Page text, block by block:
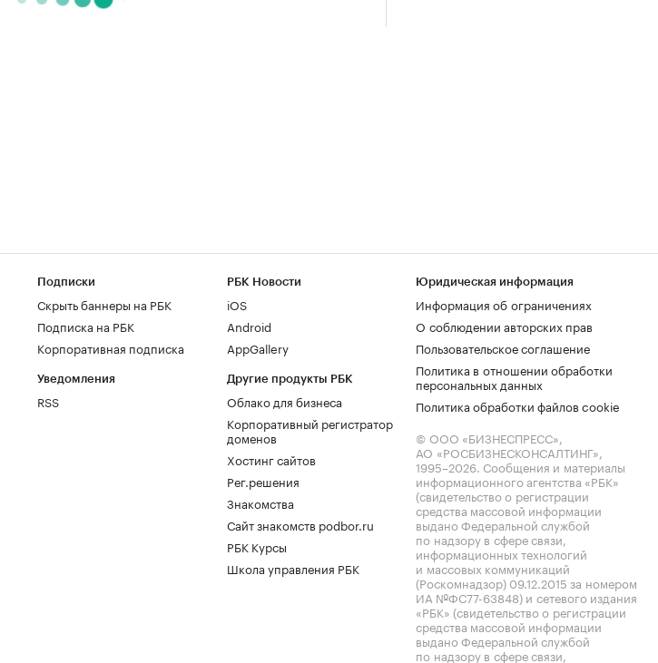
Подписки
Скрыть баннеры на РБК
Подписка на РБК
Корпоративная подписка
Уведомления
RSS
РБК Новости
iOS
Android
AppGallery
Другие продукты РБК
Облако для бизнеса
Корпоративный регистратор
доменов
Хостинг сайтов
Рег.решения
Знакомства
Сайт знакомств podbor.ru
РБК Курсы
Школа управления РБК
Юридическая информация
Информация об ограничениях
О соблюдении авторских прав
Пользовательское соглашение
Политика в отношении обработки
персональных данных
Политика обработки файлов cookie
© ООО «БИЗНЕСПРЕСС»,
АО «РОСБИЗНЕСКОНСАЛТИНГ»,
1995–2026. Сообщения и материалы
информационного агентства «РБК»
(свидетельство о регистрации
средства массовой информации
выдано Федеральной службой
по надзору в сфере связи,
информационных технологий
и массовых коммуникаций
(Роскомнадзор) 09.12.2015 за номером
ИА №ФС77-63848) и сетевого издания
«РБК» (свидетельство о регистрации
средства массовой информации
выдано Федеральной службой
по надзору в сфере связи,